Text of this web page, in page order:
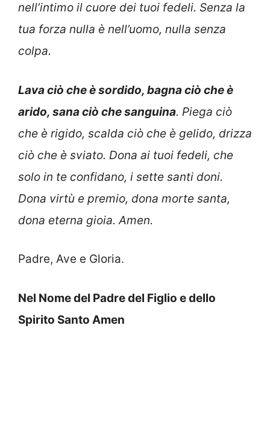
nell’intimo il cuore dei tuoi fedeli. Senza la
tua forza nulla è nell’uomo, nulla senza
colpa.
Lava ciò che è sordido, bagna ciò che è
arido, sana ciò che sanguina. Piega ciò
che è rigido, scalda ciò che è gelido, drizza
ciò che è sviato. Dona ai tuoi fedeli, che
solo in te confidano, i sette santi doni.
Dona virtù e premio, dona morte santa,
dona eterna gioia. Amen.
Padre, Ave e Gloria.
Nel Nome del Padre del Figlio e dello
Spirito Santo Amen